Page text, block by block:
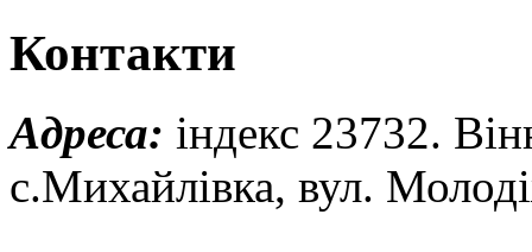
Контакти
Адреса: індекс 23732.
с.Михайлівка, вул.